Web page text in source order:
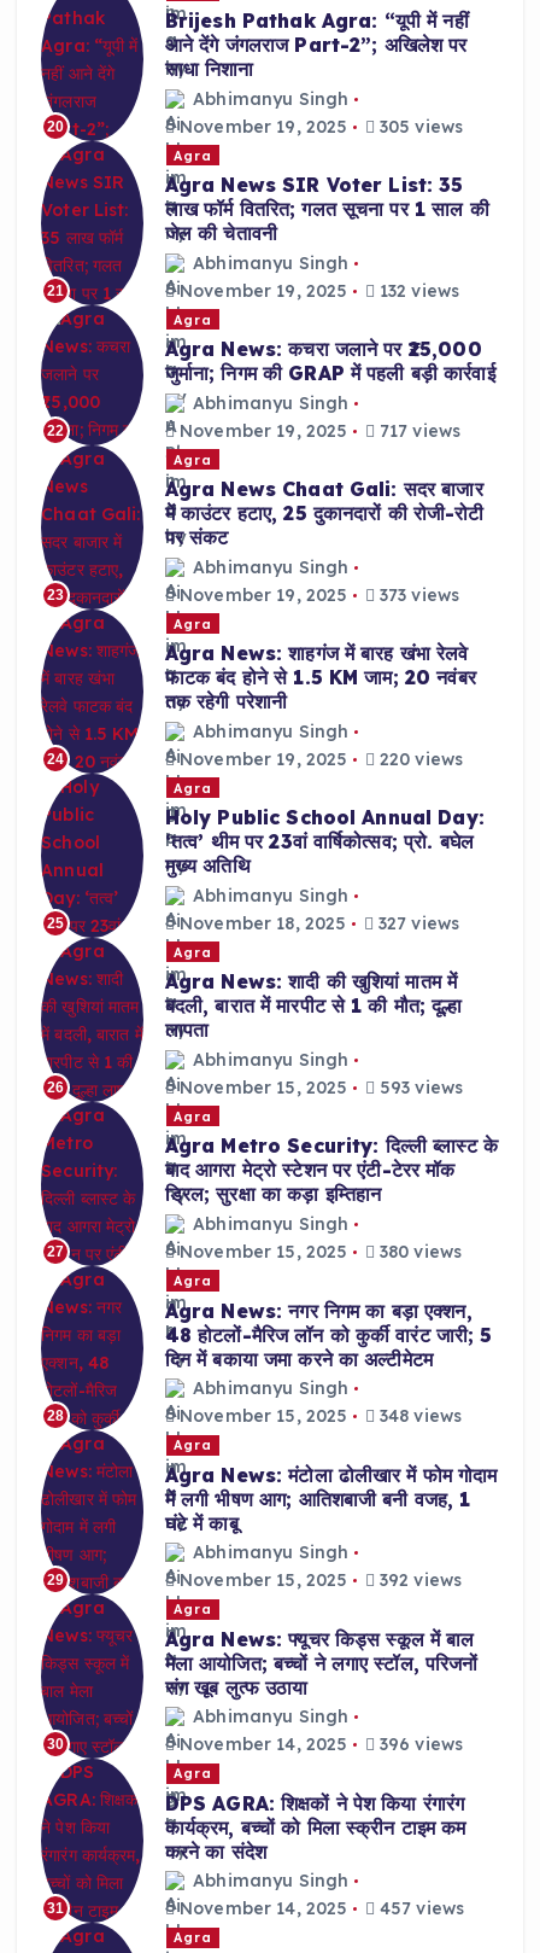
20
Brijesh Pathak Agra: “यूपी में नहीं
आने देंगे जंगलराज Part-2”; अखिलेश पर
साधा निशाना
Abhimanyu Singh
November 19, 2025
305 views
21
Agra
Agra News SIR Voter List: 35
लाख फॉर्म वितरित; गलत सूचना पर 1 साल की
जेल की चेतावनी
Abhimanyu Singh
November 19, 2025
132 views
22
Agra
Agra News: कचरा जलाने पर ₹25,000
जुर्माना; निगम की GRAP में पहली बड़ी कार्रवाई
Abhimanyu Singh
November 19, 2025
717 views
23
Agra
Agra News Chaat Gali: सदर बाजार
में काउंटर हटाए, 25 दुकानदारों की रोजी-रोटी
पर संकट
Abhimanyu Singh
November 19, 2025
373 views
24
Agra
Agra News: शाहगंज में बारह खंभा रेलवे
फाटक बंद होने से 1.5 KM जाम; 20 नवंबर
तक रहेगी परेशानी
Abhimanyu Singh
November 19, 2025
220 views
25
Agra
Holy Public School Annual Day:
‘तत्व’ थीम पर 23वां वार्षिकोत्सव; प्रो. बघेल
मुख्य अतिथि
Abhimanyu Singh
November 18, 2025
327 views
26
Agra
Agra News: शादी की खुशियां मातम में
बदली, बारात में मारपीट से 1 की मौत; दूल्हा
लापता
Abhimanyu Singh
November 15, 2025
593 views
27
Agra
Agra Metro Security: दिल्ली ब्लास्ट के
बाद आगरा मेट्रो स्टेशन पर एंटी-टेरर मॉक
ड्रिल; सुरक्षा का कड़ा इम्तिहान
Abhimanyu Singh
November 15, 2025
380 views
28
Agra
Agra News: नगर निगम का बड़ा एक्शन,
48 होटलों-मैरिज लॉन को कुर्की वारंट जारी; 5
दिन में बकाया जमा करने का अल्टीमेटम
Abhimanyu Singh
November 15, 2025
348 views
29
Agra
Agra News: मंटोला ढोलीखार में फोम गोदाम
में लगी भीषण आग; आतिशबाजी बनी वजह, 1
घंटे में काबू
Abhimanyu Singh
November 15, 2025
392 views
30
Agra
Agra News: फ्यूचर किड्स स्कूल में बाल
मेला आयोजित; बच्चों ने लगाए स्टॉल, परिजनों
संग खूब लुत्फ उठाया
Abhimanyu Singh
November 14, 2025
396 views
31
Agra
DPS AGRA: शिक्षकों ने पेश किया रंगारंग
कार्यक्रम, बच्चों को मिला स्क्रीन टाइम कम
करने का संदेश
Abhimanyu Singh
November 14, 2025
457 views
Agra